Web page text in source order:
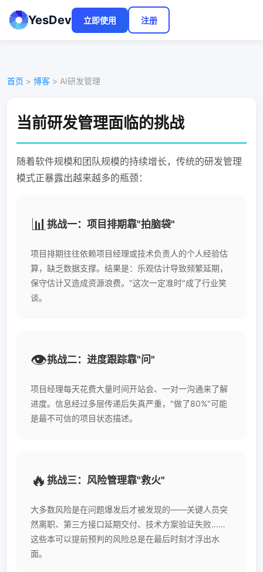
YesDev 立即使用 注册
首页 > 博客 > AI研发管理
当前研发管理面临的挑战
随着软件规模和团队规模的持续增长，传统的研发管理
模式正暴露出越来越多的瓶颈：
📊挑战一：项目排期靠"拍脑袋"
项目排期往往依赖项目经理或技术负责人的个人经验估
算，缺乏数据支撑。结果是：乐观估计导致频繁延期，
保守估计又造成资源浪费。"这次一定准时"成了行业笑
谈。
👁️挑战二：进度跟踪靠"问"
项目经理每天花费大量时间开站会、一对一沟通来了解
进度。信息经过多层传递后失真严重，"做了80%"可能
是最不可信的项目状态描述。
🔥 挑战三：风险管理靠"救火"
大多数风险是在问题爆发后才被发现的——关键人员突
然离职、第三方接口延期交付、技术方案验证失败……
这些本可以提前预判的风险总是在最后时刻才浮出水
面。